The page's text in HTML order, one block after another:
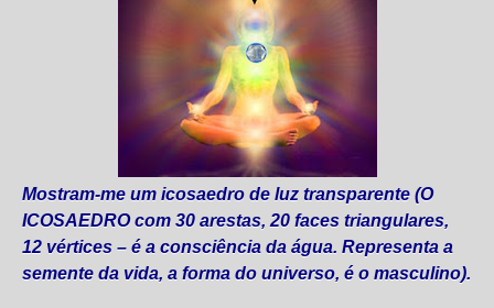
Mostram-me um icosaedro de luz transparente (O
ICOSAEDRO com 30 arestas, 20 faces triangulares,
12 vértices – é a consciência da água. Representa a
semente da vida, a forma do universo, é o masculino).